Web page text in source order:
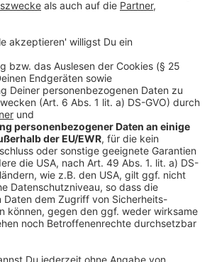
benötigen Ihre
um den YouTube
Service zu laden!
einen Service eines
um Videoinhalte
Dieser Service kann
zu Ihren Aktivitäten
und stimmen Sie der